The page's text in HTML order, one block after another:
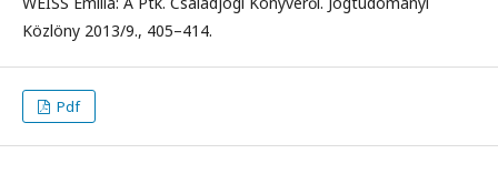
Közlöny 2013/9., 405–414.
Pdf